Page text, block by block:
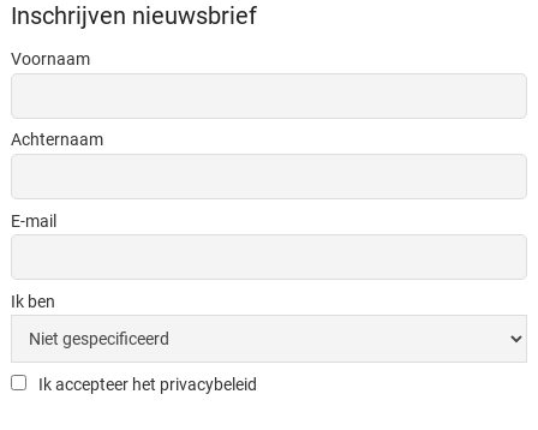
Inschrijven nieuwsbrief
Voornaam
Achternaam
E-mail
Ik ben
Ik accepteer het privacybeleid